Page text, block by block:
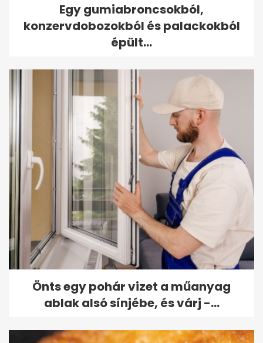
Egy gumiabroncsokból,
konzervdobozokból és palackokból
épült...
Önts egy pohár vizet a műanyag
ablak alsó sínjébe, és várj -...